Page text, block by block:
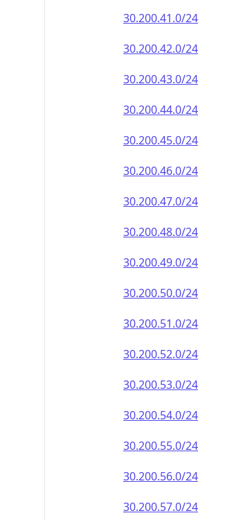
30.200.41.0/24
30.200.42.0/24
30.200.43.0/24
30.200.44.0/24
30.200.45.0/24
30.200.46.0/24
30.200.47.0/24
30.200.48.0/24
30.200.49.0/24
30.200.50.0/24
30.200.51.0/24
30.200.52.0/24
30.200.53.0/24
30.200.54.0/24
30.200.55.0/24
30.200.56.0/24
30.200.57.0/24